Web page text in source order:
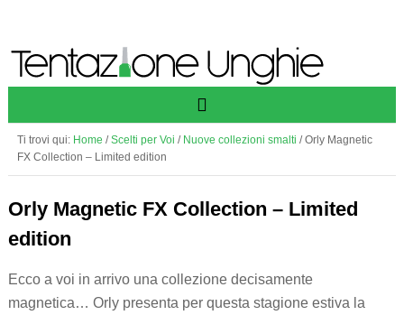
Ti trovi qui: Home / Scelti per Voi / Nuove collezioni smalti /Orly Magnetic
FX Collection – Limited edition
Orly Magnetic FX Collection – Limited
edition
Ecco a voi in arrivo una collezione decisamente
magnetica… Orly presenta per questa stagione estiva la